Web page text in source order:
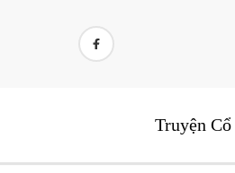
Truyện